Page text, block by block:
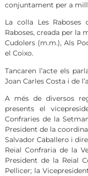
conjuntament per a
La colla Les Raboses
Raboses, creada per la
Cudolers (m.m.), Als
el Coixo.
Tancaren l’acte els
Joan Carles Costa i de
A més de diversos
presents el
Confraries de la
President de la
Salvador Caballero i
Reial Confraria de la
President de la Reial
Pellicer; la